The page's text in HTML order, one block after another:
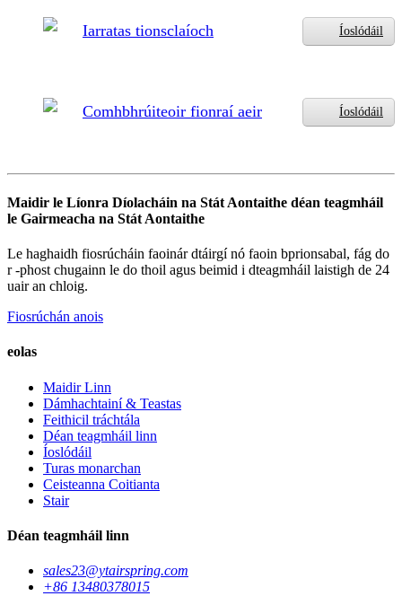
Iarratas tionsclaíoch Íoslódáil
Comhbhrúiteoir fionraí aeir Íoslódáil
Maidir le Líonra Díolacháin na Stát Aontaithe déan teagmháil
le Gairmeacha na Stát Aontaithe
Le haghaidh fiosrúcháin faoinár dtáirgí nó faoin bprionsabal, fág do
r -phost chugainn le do thoil agus beimid i dteagmháil laistigh de 24
uair an chloig.
Fiosrúchán anois
eolas
Maidir Linn
Dámhachtainí & Teastas
Feithicil tráchtála
Déan teagmháil linn
Íoslódáil
Turas monarchan
Ceisteanna Coitianta
Stair
Déan teagmháil linn
sales23@ytairspring.com
+86 13480378015